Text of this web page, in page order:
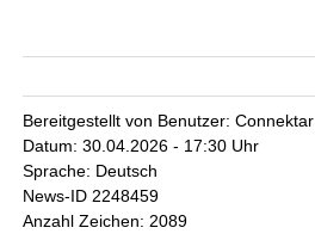
Bereitgestellt von Benutzer: Connektar
Datum: 30.04.2026 - 17:30 Uhr
Sprache: Deutsch
News-ID 2248459
Anzahl Zeichen: 2089